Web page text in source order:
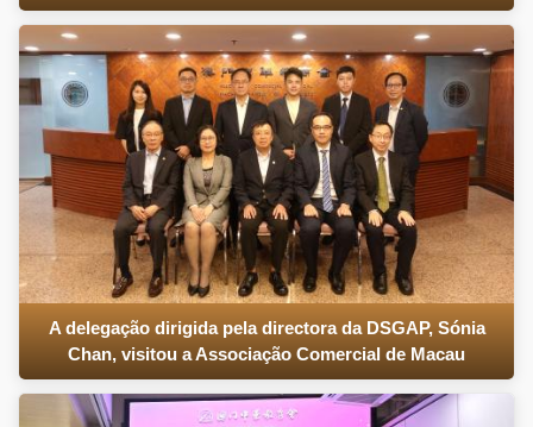
A delegação dirigida pela directora da DSGAP, Sónia
Chan, visitou a Associação Comercial de Macau